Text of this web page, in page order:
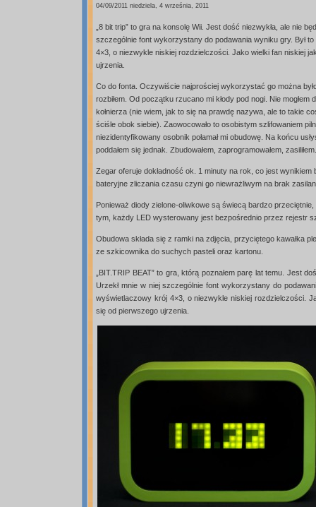
04/09/2011 niedziela, 4 września, 2011
„8 bit trip” to gra na konsolę Wii. Jest dość niezwykła, ale nie
szczególnie font wykorzystany do podawania wyniku gry. Był
4×3, o niezwykle niskiej rozdzielczości. Jako wielki fan niskiej
ujrzenia.
Co do fonta. Oczywiście najprościej wykorzystać go można
rozbiłem. Od początku rzucano mi kłody pod nogi. Nie
kołnierza (nie wiem, jak to się na prawdę nazywa, ale to takie
ściśle obok siebie). Zaowocowało to osobistym szlifowaniem
niezidentyfikowany osobnik połamał mi obudowę. Na końcu
poddałem się jednak. Zbudowałem, zaprogramowałem, zasiliłem.
Zegar oferuje dokładność ok. 1 minuty na rok, co jest
bateryjne zliczania czasu czyni go niewrażliwym na brak
Ponieważ diody zielone-oliwkowe są świecą bardzo
tym, każdy LED wysterowany jest bezpośrednio przez rejestr
Obudowa składa się z ramki na zdjęcia, przyciętego kawałka
ze szkicownika do suchych pasteli oraz kartonu.
„BIT.TRIP BEAT” to gra, którą poznałem parę lat temu. Jest
Urzekł mnie w niej szczególnie font wykorzystany do
wyświetlaczowy krój 4×3, o niezwykle niskiej rozdzielczości.
się od pierwszego ujrzenia.